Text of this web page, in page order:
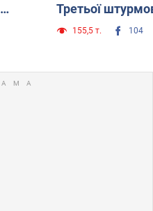
Третьої
залишилось
155,5 т. 104